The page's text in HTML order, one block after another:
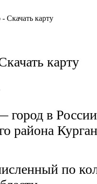
Скачать карту
карту
город в
района
по